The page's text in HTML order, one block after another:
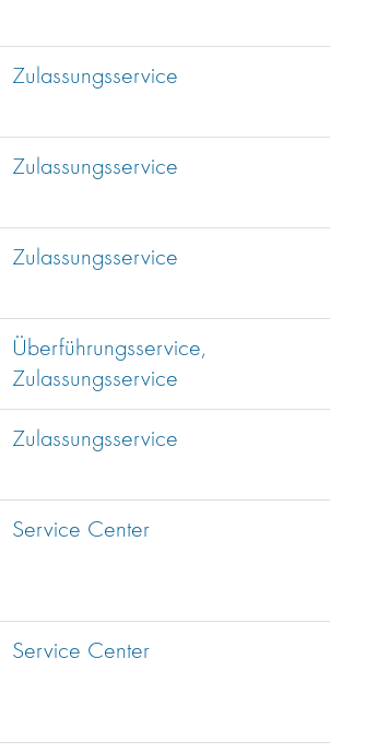
Zulassungsservice
Zulassungsservice
Zulassungsservice
Überführungsservice,
Zulassungsservice
Zulassungsservice
Service Center
Service Center